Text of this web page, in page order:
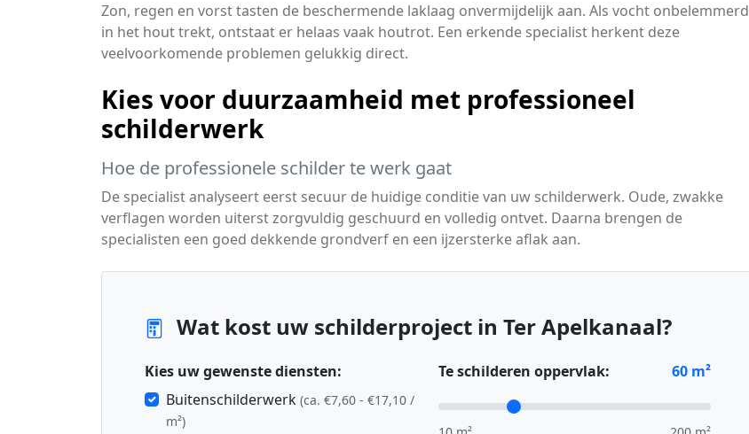
Zon, regen en vorst tasten de beschermende laklaag onvermijdelijk aan. Als vocht onbelemmerd
in het hout trekt, ontstaat er helaas vaak houtrot. Een erkende specialist herkent deze
veelvoorkomende problemen gelukkig direct.
Kies voor duurzaamheid met professioneel
schilderwerk
Hoe de professionele schilder te werk gaat
De specialist analyseert eerst secuur de huidige conditie van uw schilderwerk. Oude, zwakke
verflagen worden uiterst zorgvuldig geschuurd en volledig ontvet. Daarna brengen de
specialisten een goed dekkende grondverf en een ijzersterke aflak aan.
Wat kost uw schilderproject in Ter Apelkanaal?
Kies uw gewenste diensten:
Buitenschilderwerk (ca. €7,60 - €17,10 /
m²)
Te schilderen oppervlak: 60 m²